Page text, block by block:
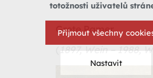
Grete Pamer
1897, Wein – 1988,
totožnosti uživatelů
Přijmout všechny
Nastavit